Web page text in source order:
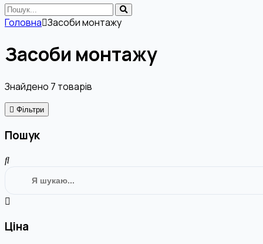
Головна Засоби монтажу
Засоби монтажу
Знайдено 7 товарів
Фільтри
Пошук
Ціна